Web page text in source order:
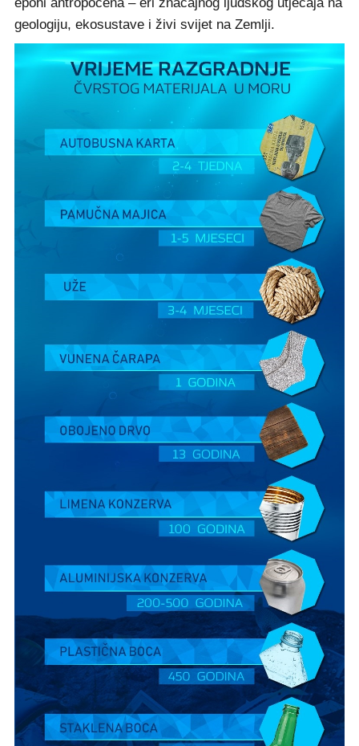
geologiju, ekosustave i živi svijet na Zemlji.